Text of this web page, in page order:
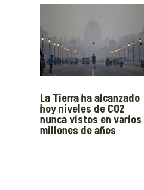
La Tierra ha alcanzado
hoy niveles de CO2
nunca vistos en varios
millones de años